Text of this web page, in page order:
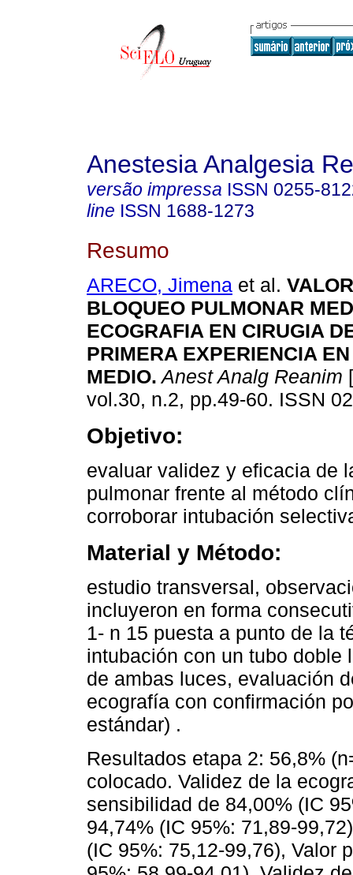
Anestesia Analgesia
versão impressa ISSN 0255-
line ISSN 1688-1273
Resumo
ARECO, Jimena et al.
BLOQUEO PULMONAR
ECOGRAFIA EN CIRUGIA
PRIMERA EXPERIENCIA
MEDIO. Anest Analg Reanim
vol.30, n.2, pp.49-60. ISSN
Objetivo:
evaluar validez y eficacia de
pulmonar frente al método
corroborar intubación
Material y Método:
estudio transversal,
incluyeron en forma
1- n 15 puesta a punto de la
intubación con un tubo
de ambas luces, evaluación
ecografía con confirmación
estándar) .
Resultados etapa 2: 56,8%
colocado. Validez de la
sensibilidad de 84,00% (IC
94,74% (IC 95%: 71,89-
(IC 95%: 75,12-99,76), Valor